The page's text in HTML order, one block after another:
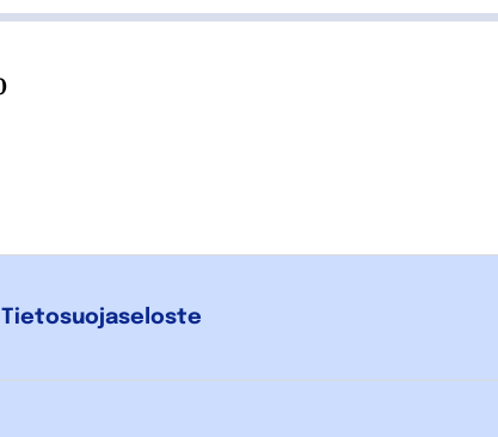
Tietosuojaseloste